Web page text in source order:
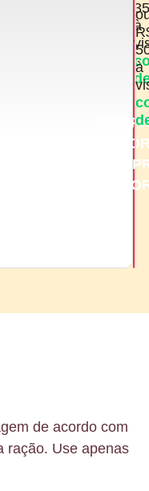
à
à
de acordo com
ração. Use apenas